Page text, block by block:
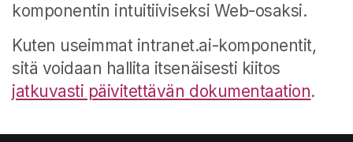
komponentin intuitiiviseksi Web-osaksi.
Kuten useimmat intranet.ai-komponentit,
sitä voidaan hallita itsenäisesti kiitos
jatkuvasti päivitettävän dokumentaation.